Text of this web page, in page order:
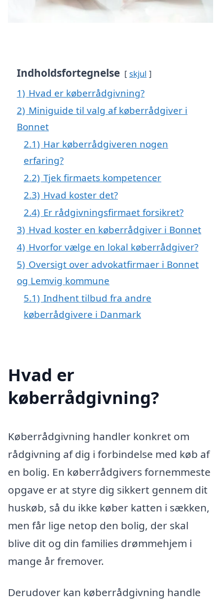
Indholdsfortegnelse skjul
1) Hvad er køberrådgivning?
2) Miniguide til valg af køberrådgiver i
Bonnet
2.1) Har køberrådgiveren nogen
erfaring?
2.2) Tjek firmaets kompetencer
2.3) Hvad koster det?
2.4) Er rådgivningsfirmaet forsikret?
3) Hvad koster en køberrådgiver i Bonnet
4) Hvorfor vælge en lokal køberrådgiver?
5) Oversigt over advokatfirmaer i Bonnet
og Lemvig kommune
5.1) Indhent tilbud fra andre
køberrådgivere i Danmark
Hvad er
køberrådgivning?
Køberrådgivning handler konkret om
rådgivning af dig i forbindelse med køb af
en bolig. En køberrådgivers fornemmeste
opgave er at styre dig sikkert gennem dit
huskøb, så du ikke køber katten i sækken,
men får lige netop den bolig, der skal
blive dit og din families drømmehjem i
mange år fremover.
Derudover kan køberrådgivning handle